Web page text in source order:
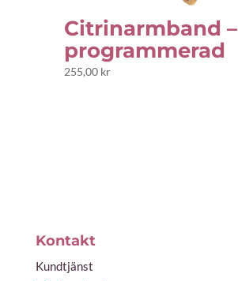
Citrinarmband –
programmerad
255,00 kr
Kontakt
Kundtjänst